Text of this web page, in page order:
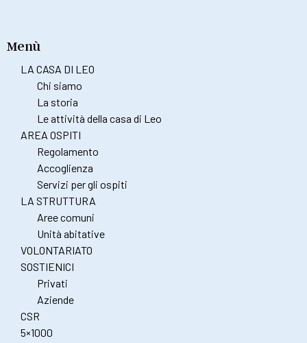
Menù
LA CASA DI LEO
Chi siamo
La storia
Le attività della casa di Leo
AREA OSPITI
Regolamento
Accoglienza
Servizi per gli ospiti
LA STRUTTURA
Aree comuni
Unità abitative
VOLONTARIATO
SOSTIENICI
Privati
Aziende
CSR
5×1000